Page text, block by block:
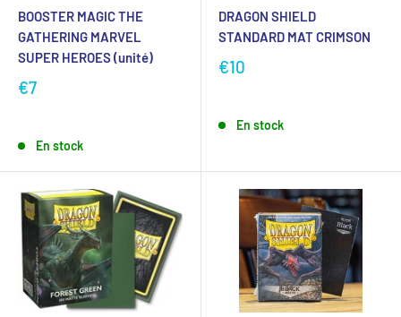
BOOSTER MAGIC THE
GATHERING MARVEL
SUPER HEROES (unité)
€7
En stock
DRAGON SHIELD
STANDARD MAT CRIMSON
€10
En stock